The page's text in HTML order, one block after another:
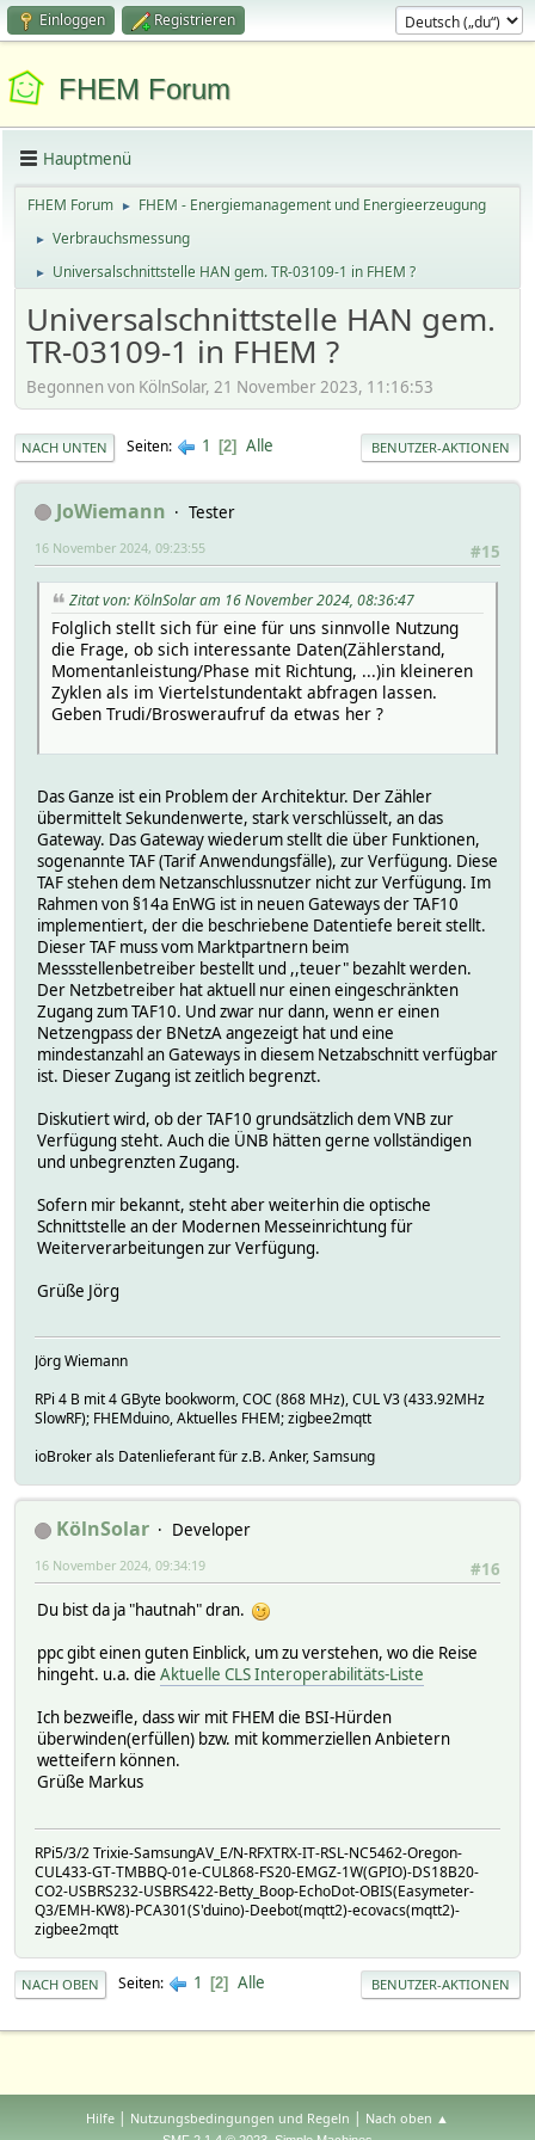
Einloggen Registrieren
FHEM Forum
Hauptmenü
FHEM Forum ► FHEM - Energiemanagement und Energieerzeugung
► Verbrauchsmessung
► Universalschnittstelle HAN gem. TR-03109-1 in FHEM ?
Universalschnittstelle HAN gem.
TR-03109-1 in FHEM ?
Begonnen von KölnSolar, 21 November 2023, 11:16:53
NACH UNTEN Seiten 1 2 Alle BENUTZER-AKTIONEN
JoWiemann
Tester
#15
16 November 2024, 09:23:55
Zitat von: KölnSolar am 16 November 2024, 08:36:47
Folglich stellt sich für eine für uns sinnvolle Nutzung
die Frage, ob sich interessante Daten(Zählerstand,
Momentanleistung/Phase mit Richtung, ...)in kleineren
Zyklen als im Viertelstundentakt abfragen lassen.
Geben Trudi/Brosweraufruf da etwas her ?
Das Ganze ist ein Problem der Architektur. Der Zähler
übermittelt Sekundenwerte, stark verschlüsselt, an das
Gateway. Das Gateway wiederum stellt die über Funktionen,
sogenannte TAF (Tarif Anwendungsfälle), zur Verfügung. Diese
TAF stehen dem Netzanschlussnutzer nicht zur Verfügung. Im
Rahmen von §14a EnWG ist in neuen Gateways der TAF10
implementiert, der die beschriebene Datentiefe bereit stellt.
Dieser TAF muss vom Marktpartnern beim
Messstellenbetreiber bestellt und ,,teuer" bezahlt werden.
Der Netzbetreiber hat aktuell nur einen eingeschränkten
Zugang zum TAF10. Und zwar nur dann, wenn er einen
Netzengpass der BNetzA angezeigt hat und eine
mindestanzahl an Gateways in diesem Netzabschnitt verfügbar
ist. Dieser Zugang ist zeitlich begrenzt.
Diskutiert wird, ob der TAF10 grundsätzlich dem VNB zur
Verfügung steht. Auch die ÜNB hätten gerne vollständigen
und unbegrenzten Zugang.
Sofern mir bekannt, steht aber weiterhin die optische
Schnittstelle an der Modernen Messeinrichtung für
Weiterverarbeitungen zur Verfügung.
Grüße Jörg
Jörg Wiemann
RPi 4 B mit 4 GByte bookworm, COC (868 MHz), CUL V3 (433.92MHz
SlowRF); FHEMduino, Aktuelles FHEM; zigbee2mqtt
ioBroker als Datenlieferant für z.B. Anker, Samsung
KölnSolar
Developer
#16
16 November 2024, 09:34:19
Du bist da ja "hautnah" dran.
ppc gibt einen guten Einblick, um zu verstehen, wo die Reise
hingeht. u.a. die Aktuelle CLS Interoperabilitäts-Liste
Ich bezweifle, dass wir mit FHEM die BSI-Hürden
überwinden(erfüllen) bzw. mit kommerziellen Anbietern
wetteifern können.
Grüße Markus
RPi5/3/2 Trixie-SamsungAV_E/N-RFXTRX-IT-RSL-NC5462-Oregon-
CUL433-GT-TMBBQ-01e-CUL868-FS20-EMGZ-1W(GPIO)-DS18B20-
CO2-USBRS232-USBRS422-Betty_Boop-EchoDot-OBIS(Easymeter-
Q3/EMH-KW8)-PCA301(S'duino)-Deebot(mqtt2)-ecovacs(mqtt2)-
zigbee2mqtt
NACH OBEN Seiten 1 2 Alle BENUTZER-AKTIONEN
Hilfe | Nutzungsbedingungen und Regeln | Nach oben ▲